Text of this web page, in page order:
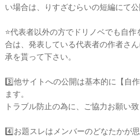
い場合は、りすざむらいの短編にて
⭐️代表者以外の方でドリノベでも自
合は、発表している代表者の作者さ
承を貰って下さい。
3️⃣他サイトへの公開は基本的に【自
ます。
トラブル防止の為に、ご協力お願い
4️⃣お題スレはメンバーのどなたかが